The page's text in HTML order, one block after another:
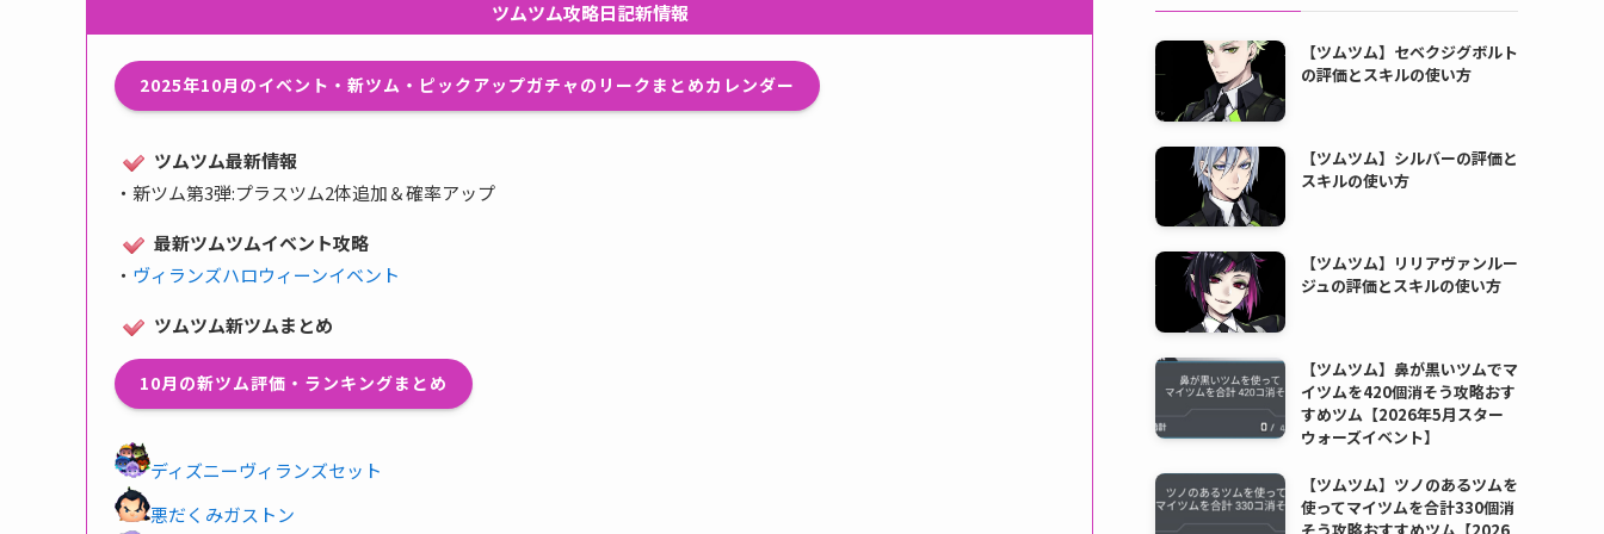
ツムツム攻略日記新情報
2025年10月のイベント・新ツム・ピックアップガチャのリークまとめカレンダー
ツムツム最新情報
・ 新ツム第3弾:プラスツム2体追加＆確率アップ
最新ツムツムイベント攻略
・ ヴィランズハロウィーンイベント
ツムツム新ツムまとめ
10月の新ツム評価・ランキングまとめ
ディズニーヴィランズセット
悪だくみガストン
【ツムツム】セベクジグボルト
の評価とスキルの使い方
【ツムツム】シルバーの評価と
スキルの使い方
【ツムツム】リリアヴァンルー
ジュの評価とスキルの使い方
【ツムツム】鼻が黒いツムでマ
イツムを420個消そう攻略おす
すめツム【2026年5月スター
ウォーズイベント】
【ツムツム】ツノのあるツムを
使ってマイツムを合計330個消